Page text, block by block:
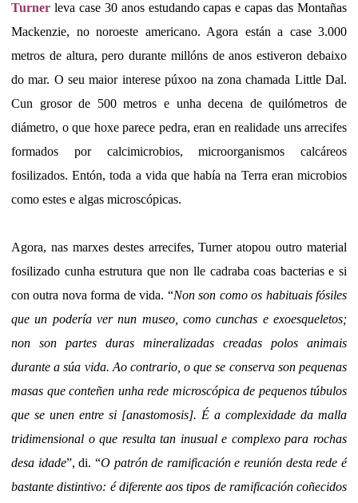
Turner leva case 30 anos estudando capas e capas das Montañas
Mackenzie, no noroeste americano. Agora están a case 3.000
metros de altura, pero durante millóns de anos estiveron debaixo
do mar. O seu maior interese púxoo na zona chamada Little Dal.
Cun grosor de 500 metros e unha decena de quilómetros de
diámetro, o que hoxe parece pedra, eran en realidade uns arrecifes
formados por calcimicrobios, microorganismos calcáreos
fosilizados. Entón, toda a vida que había na Terra eran microbios
como estes e algas microscópicas.
Agora, nas marxes destes arrecifes, Turner atopou outro material
fosilizado cunha estrutura que non lle cadraba coas bacterias e si
con outra nova forma de vida. “Non son como os habituais fósiles
que un podería ver nun museo, como cunchas e exoesqueletos;
non son partes duras mineralizadas creadas polos animais
durante a súa vida. Ao contrario, o que se conserva son pequenas
masas que conteñen unha rede microscópica de pequenos túbulos
que se unen entre si [anastomosis]. É a complexidade da malla
tridimensional o que resulta tan inusual e complexo para rochas
desa idade”, di. “O patrón de ramificación e reunión desta rede é
bastante distintivo: é diferente aos tipos de ramificación coñecidos